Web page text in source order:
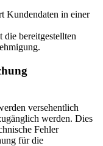
Kundendaten in einer
bereitgestellten
versehentlich
werden. Dies
Fehler
für die